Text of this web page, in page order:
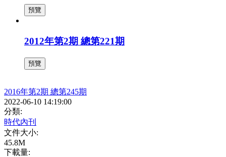
預覽
2012年第2期 總第221期
預覽
2016年第2期 總第245期
2022-06-10 14:19:00
分類:
時代內刊
文件大小:
45.8M
下載量: